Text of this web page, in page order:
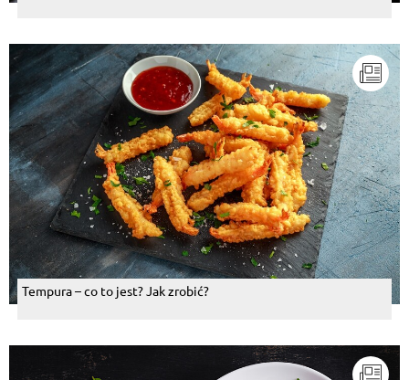
Tempura – co to jest? Jak zrobić?